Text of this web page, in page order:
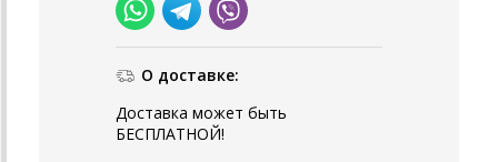
О доставке:
Доставка может быть
БЕСПЛАТНОЙ!